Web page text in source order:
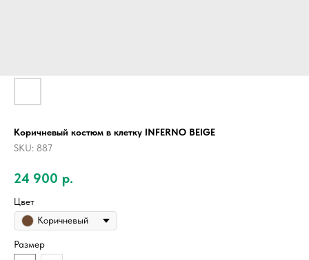
Коричневый костюм в клетку INFERNO BEIGE
SKU: 887
24 900 р.
Цвет
Коричневый
Размер